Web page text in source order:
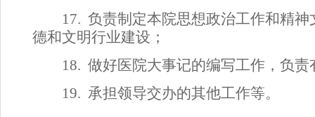
17. 负责制定本院思想政治工作和精
德和文明行业建设；
18. 做好医院大事记的编写工作，负
19. 承担领导交办的其他工作等。